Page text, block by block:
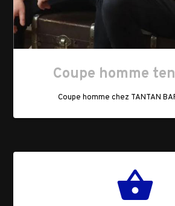
Coupe homme
Coupe homme chez TANTAN
shopping_basket